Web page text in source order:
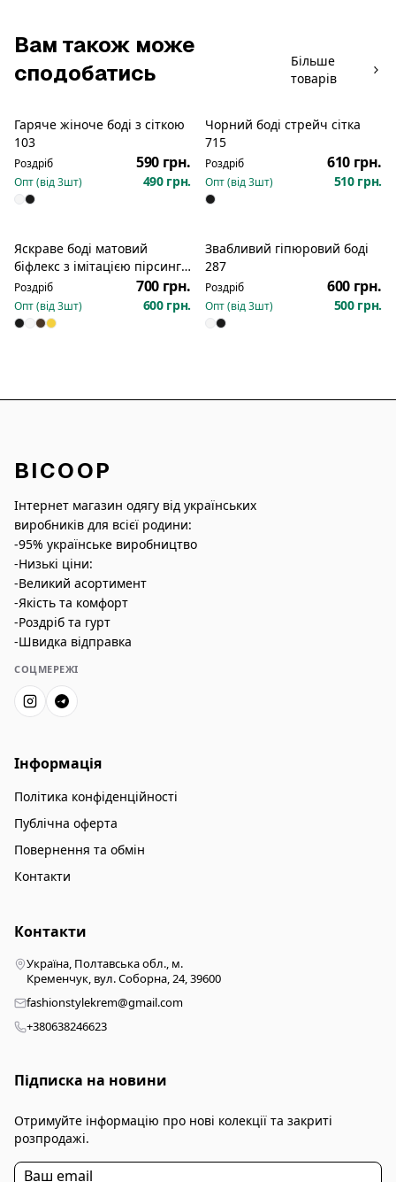
Вам також може
сподобатись
Більше
товарів
Гаряче жіноче боді з сіткою
103
Роздріб 590 грн.
Опт (від3шт) 490 грн.
Чорний боді стрейч сітка
715
Роздріб 610 грн.
Опт (від3шт) 510 грн.
Яскраве боді матовий
біфлекс з імітацією пірсингу
2066
Роздріб 700 грн.
Опт (від3шт) 600 грн.
Звабливий гіпюровий боді
287
Роздріб 600 грн.
Опт (від3шт) 500 грн.
BICOOP
Інтернет магазин одягу від українських
виробників для всієї родини:
-95% українське виробництво
-Низькі ціни:
-Великий асортимент
-Якість та комфорт
-Роздріб та гурт
-Швидка відправка
СОЦМЕРЕЖІ
Інформація
Політика конфіденційності
Публічна оферта
Повернення та обмін
Контакти
Контакти
Україна, Полтавська обл., м.
Кременчук, вул. Соборна, 24, 39600
fashionstylekrem@gmail.com
+380638246623
Підписка на новини
Отримуйте інформацію про нові колекції та закриті
розпродажі.